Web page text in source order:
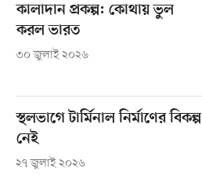
কালাদান প্রকল্প: কোথায় ভুল
করল ভারত
৩০ জুলাই ২০২৬
স্থলভাগে টার্মিনাল নির্মাণের বিকল্প
নেই
২৭ জুলাই ২০২৬